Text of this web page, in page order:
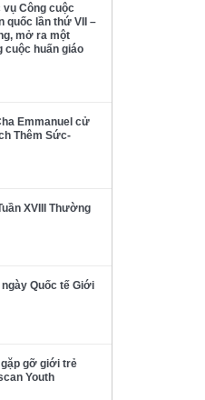
vụ Công cuộc
quốc lần thứ VII –
mở ra một
cuộc huấn giáo
Emmanuel cử
Thêm Sức-
XVIII Thường
Quốc tế Giới
gỡ giới trẻ
Youth